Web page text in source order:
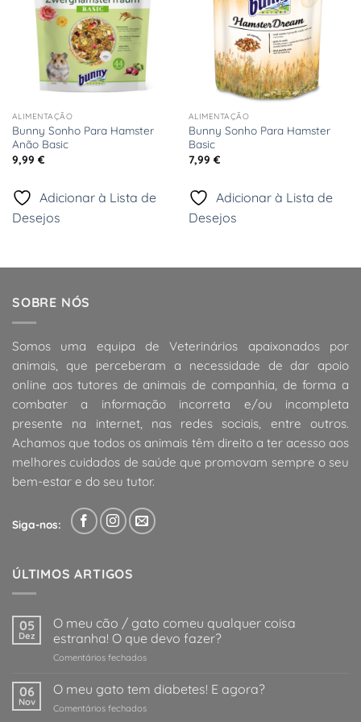
ALIMENTAÇÃO
Bunny Sonho Para Hamster
Anão Basic
9,99 €
Adicionar à Lista de
Desejos
ALIMENTAÇÃO
Bunny Sonho Para Hamster
Basic
7,99 €
Adicionar à Lista de
Desejos
SOBRE NÓS
Somos uma equipa de Veterinários apaixonados por
animais, que perceberam a necessidade de dar apoio
online aos tutores de animais de companhia, de forma a
combater a informação incorreta e/ou incompleta
presente na internet, nas redes sociais, entre outros.
Achamos que todos os animais têm direito a ter acesso aos
melhores cuidados de saúde que promovam sempre o seu
bem-estar e do seu tutor.
Siga-nos:
ÚLTIMOS ARTIGOS
05
Dez
O meu cão / gato comeu qualquer coisa
estranha! O que devo fazer?
Comentários fechadosem
meu
/
06
Nov
O meu gato tem diabetes! E agora?
Comentários fechadosem